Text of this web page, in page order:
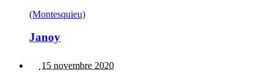
(Montesquieu)
Janoy
15 novembre 2020